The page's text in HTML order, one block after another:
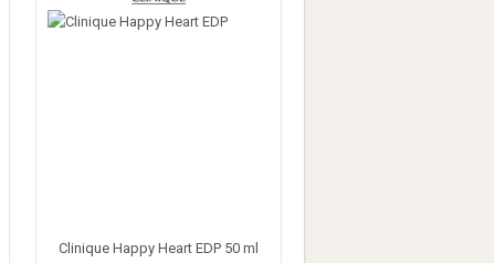
Clinique Happy Heart EDP 50 ml